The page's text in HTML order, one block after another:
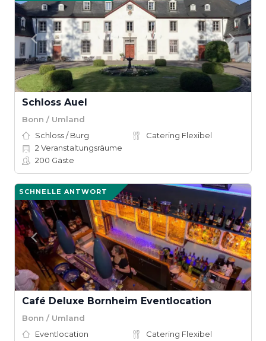
Schloss Auel
Bonn / Umland
Schloss / Burg
Catering Flexibel
2 Veranstaltungsräume
200 Gäste
SCHNELLE ANTWORT
Café Deluxe Bornheim Eventlocation
Bonn / Umland
Eventlocation
Catering Flexibel